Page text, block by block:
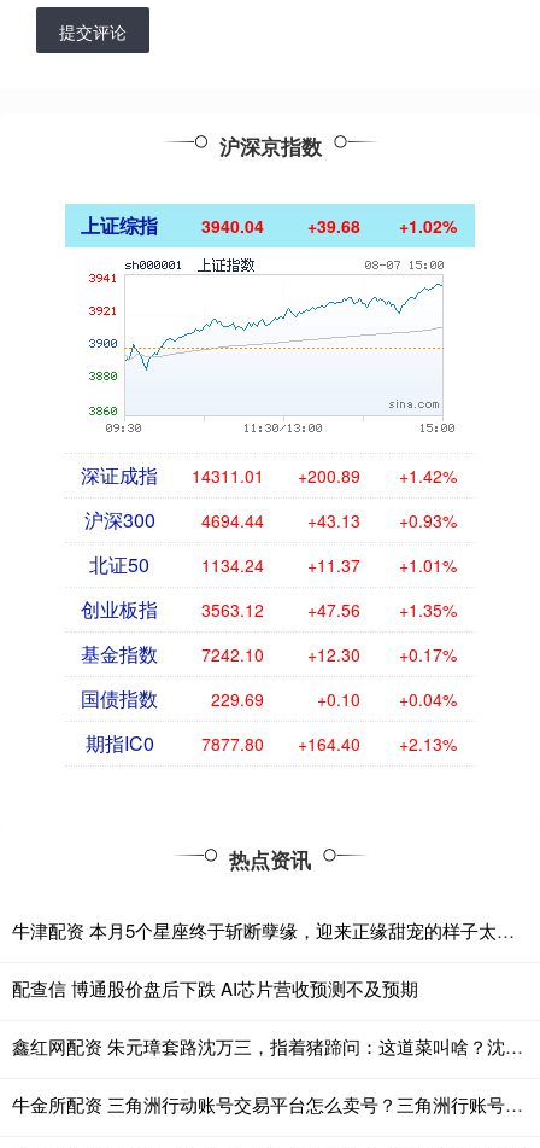
提交评论
沪深京指数
上证综指 3940.04 +39.68 +1.02%
深证成指 14311.01 +200.89 +1.42%
沪深300 4694.44 +43.13 +0.93%
北证50 1134.24 +11.37 +1.01%
创业板指 3563.12 +47.56 +1.35%
基金指数 7242.10 +12.30 +0.17%
国债指数 229.69 +0.10 +0.04%
期指IC0 7877.80 +164.40 +2.13%
热点资讯
牛津配资 本月5个星座终于斩断孽缘，迎来正缘甜宠的样子太甜了！
配查信 博通股价盘后下跌 AI芯片营收预测不及预期
鑫红网配资 朱元璋套路沈万三，指着猪蹄问：这道菜叫啥？沈万三用三字保命
牛金所配资 三角洲行动账号交易平台怎么卖号？三角洲行账号交易|闲游盒